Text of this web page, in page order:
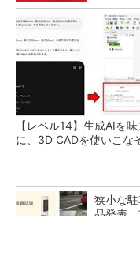
【レベル14】生成AIを
に、3D CADを使いこな
狭小な
品発表